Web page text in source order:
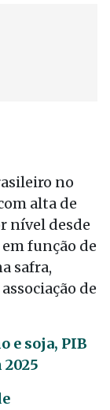
no
alta de
nível desde
função de
safra,
de
e soja, PIB
2025